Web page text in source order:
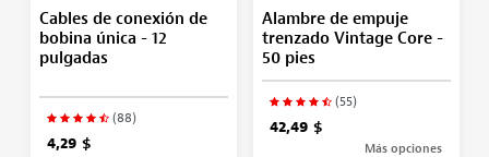
Cables de conexión de
bobina única - 12
pulgadas
(88)
4,29 $
Alambre de empuje
trenzado Vintage Core -
50 pies
(55)
42,49 $
Más opciones